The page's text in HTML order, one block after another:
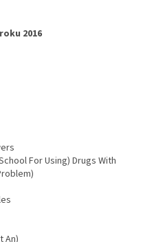
2016
For Using) Drugs With